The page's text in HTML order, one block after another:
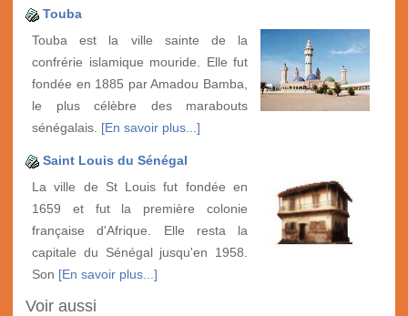
Touba
Touba est la ville sainte de la
confrérie islamique mouride. Elle fut
fondée en 1885 par Amadou Bamba,
le plus célèbre des marabouts
sénégalais. [En savoir plus...]
Saint Louis du Sénégal
La ville de St Louis fut fondée en
1659 et fut la première colonie
française d'Afrique. Elle resta la
capitale du Sénégal jusqu'en 1958.
Son [En savoir plus...]
Voir aussi